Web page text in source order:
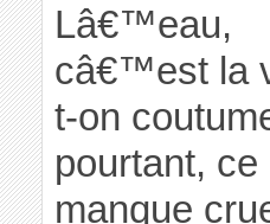
Lâ€™eau,
câ€™est la
t-on
pourtant,
manque